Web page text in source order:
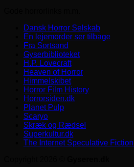
Dansk Horror Selskab
En lejemorder ser tilbage
Fra Sortsand
Gyserbiblioteket
H.P. Lovecraft
Heaven of Horror
Himmelskibet
Horror Film History
Horrorsiden.dk
Planet Pulp
Scaryo
Skræk og Rædsel
Superkultur.dk
The Internet Speculative